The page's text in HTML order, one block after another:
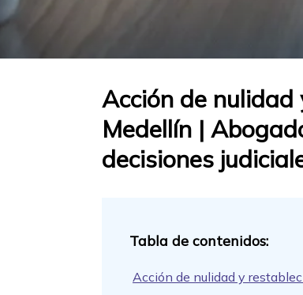
Acción de
Medellín |
decisiones
Acción de nulidad y